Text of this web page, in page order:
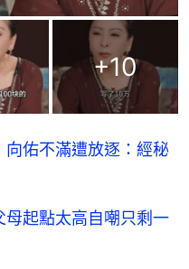
+10
佑不滿遭放逐：經秘
起點太高自嘲只剩一